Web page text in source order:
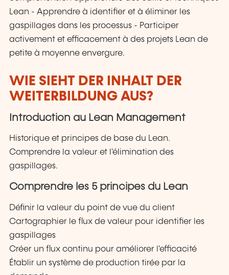
Lean - Apprendre à identifier et à éliminer les
gaspillages dans les processus - Participer
activement et efficacement à des projets Lean de
petite à moyenne envergure.
WIE SIEHT DER INHALT DER
WEITERBILDUNG AUS?
Introduction au Lean Management
Historique et principes de base du Lean.
Comprendre la valeur et l'élimination des
gaspillages.
Comprendre les 5 principes du Lean
Définir la valeur du point de vue du client
Cartographier le flux de valeur pour identifier les
gaspillages
Créer un flux continu pour améliorer l'efficacité
Établir un système de production tirée par la